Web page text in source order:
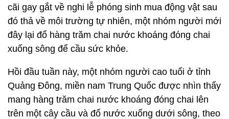
cãi gay gắt về nghi lễ phóng sinh mua động vật sau
đó thả về môi trường tự nhiên, một nhóm người mới
đây lại đổ hàng trăm chai nước khoáng đóng chai
xuống sông để cầu sức khỏe.
Hồi đầu tuần này, một nhóm người cao tuổi ở tỉnh
Quảng Đông, miền nam Trung Quốc được nhìn thấy
mang hàng trăm chai nước khoáng đóng chai lên
trên một cây cầu và đổ nước xuống dưới sông, theo